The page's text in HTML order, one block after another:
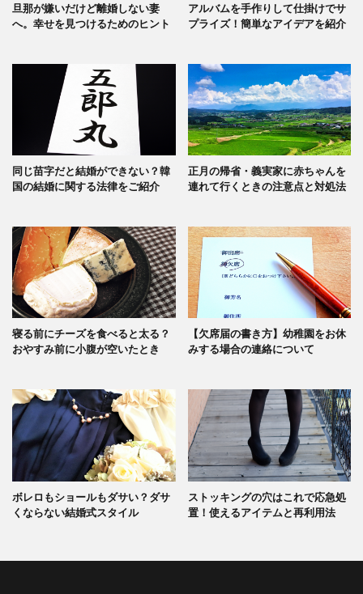
旦那が嫌いだけど離婚しない妻
へ。幸せを見つけるためのヒント
アルバムを手作りして仕掛けでサ
プライズ！簡単なアイデアを紹介
同じ苗字だと結婚ができない？韓
国の結婚に関する法律をご紹介
正月の帰省・義実家に赤ちゃんを
連れて行くときの注意点と対処法
寝る前にチーズを食べると太る？
おやすみ前に小腹が空いたとき
【欠席届の書き方】幼稚園をお休
みする場合の連絡について
ボレロもショールもダサい？ダサ
くならない結婚式スタイル
ストッキングの穴はこれで応急処
置！使えるアイテムと再利用法